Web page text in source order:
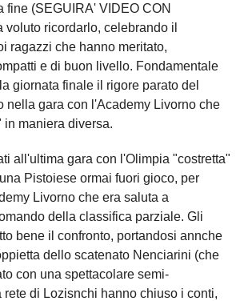
fine (SEGUIRA' VIDEO CON
voluto ricordarlo, celebrando il
ragazzi che hanno meritato,
e di buon livello. Fondamentale
giornata finale il rigore parato del
nella gara con l'Academy Livorno che
in maniera diversa.
all'ultima gara con l'Olimpia "costretta"
Pistoiese ormai fuori gioco, per
Livorno che era saluta a
della classifica parziale. Gli
bene il confronto, portandosi annche
dello scatenato Nenciarini (che
con una spettacolare semi-
rete di Lozisnchi hanno chiuso i conti,